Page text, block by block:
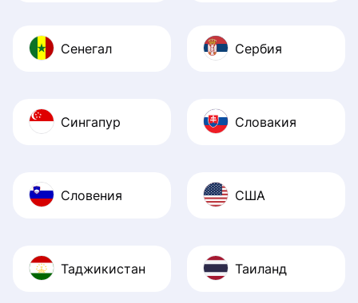
Сенегал Сербия
Сингапур Словакия
Словения США
Таджикистан Таиланд